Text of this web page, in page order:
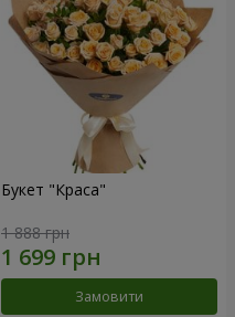
Букет "Краса"
1 888 грн
Замовити